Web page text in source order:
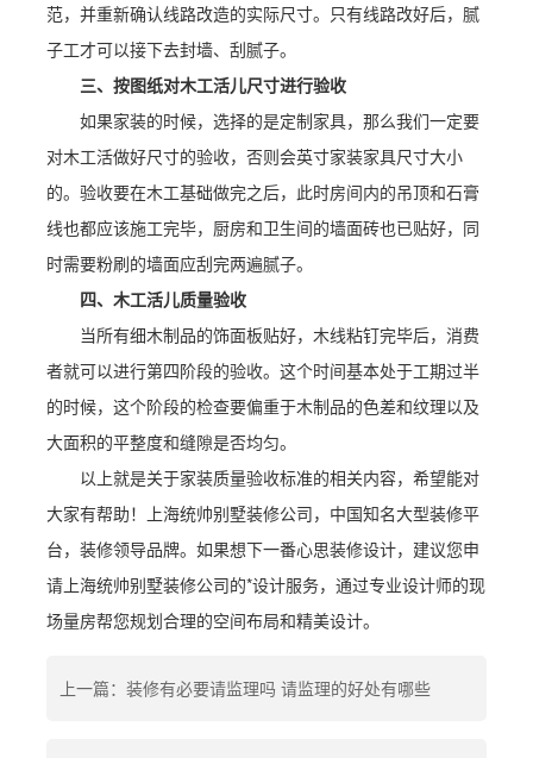
范，并重新确认线路改造的实际尺寸。只有线路改好后，腻
子工才可以接下去封墙、刮腻子。
三、按图纸对木工活儿尺寸进行验收
如果家装的时候，选择的是定制家具，那么我们一定要
对木工活做好尺寸的验收，否则会英寸家装家具尺寸大小
的。验收要在木工基础做完之后，此时房间内的吊顶和石膏
线也都应该施工完毕，厨房和卫生间的墙面砖也已贴好，同
时需要粉刷的墙面应刮完两遍腻子。
四、木工活儿质量验收
当所有细木制品的饰面板贴好，木线粘钉完毕后，消费
者就可以进行第四阶段的验收。这个时间基本处于工期过半
的时候，这个阶段的检查要偏重于木制品的色差和纹理以及
大面积的平整度和缝隙是否均匀。
以上就是关于家装质量验收标准的相关内容，希望能对
大家有帮助！上海统帅别墅装修公司，中国知名大型装修平
台，装修领导品牌。如果想下一番心思装修设计，建议您申
请上海统帅别墅装修公司的*设计服务，通过专业设计师的现
场量房帮您规划合理的空间布局和精美设计。
上一篇：装修有必要请监理吗 请监理的好处有哪些